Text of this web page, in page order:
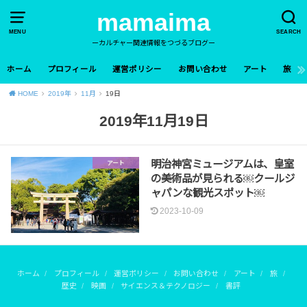
MENU SEARCH
mamaima
ーカルチャー関連情報をつづるブログー
ホーム プロフィール 運営ポリシー お問い合わせ アート 旅
HOME 2019年 11月 19日
2019年11月19日
アート
明治神宮ミュージアムは、皇室
の美術品が見られる￼クールジ
ャパンな観光スポット￼
2023-10-09
ホーム プロフィール 運営ポリシー お問い合わせ アート
旅
歴史
映画 サイエンス＆テクノロジー 書評